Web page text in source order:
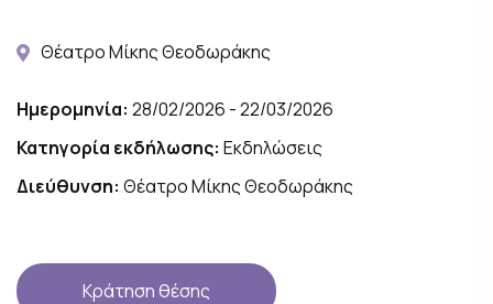
Θέατρο Μίκης Θεοδωράκης
Ημερομηνία: 28/02/2026 - 22/03/2026
Κατηγορία εκδήλωσης: Εκδηλώσεις
Διεύθυνση: Θέατρο Μίκης Θεοδωράκης
Κράτηση θέσης